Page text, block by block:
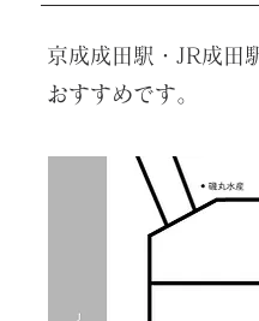
京成成田駅・JR成田
おすすめです。